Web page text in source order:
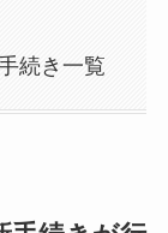
続き一覧